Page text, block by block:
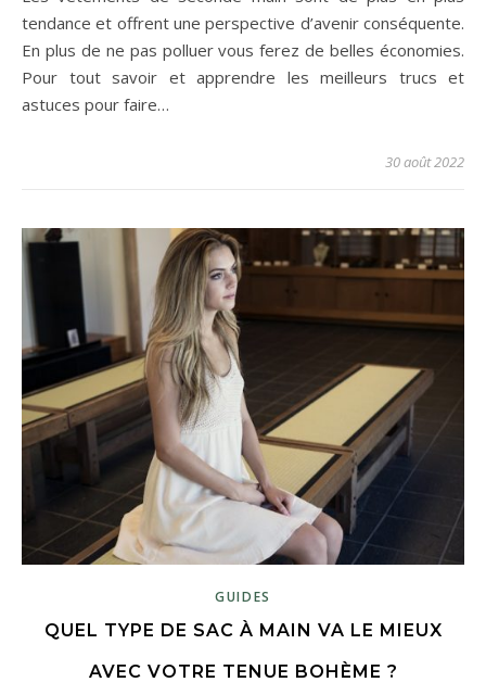
tendance et offrent une perspective d’avenir conséquente.
En plus de ne pas polluer vous ferez de belles économies.
Pour tout savoir et apprendre les meilleurs trucs et
astuces pour faire…
30 août 2022
GUIDES
QUEL TYPE DE SAC À MAIN VA LE MIEUX
AVEC VOTRE TENUE BOHÈME ?